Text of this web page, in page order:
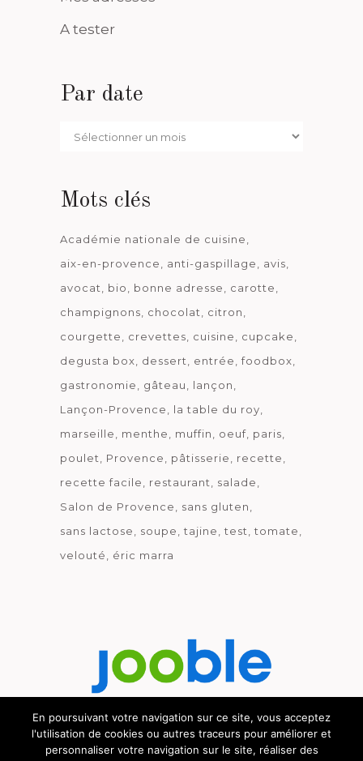
A tester
Par date
Par
Mots clés
Académie nationale de cuisine
aix-en-provence
anti-gaspillage
avis
avocat
bio bonne adresse
carotte
champignons
chocolat
citron
courgette
crevettes cuisine
cupcake
degusta box
dessert entrée
foodbox
gastronomie
gâteau
lançon
Lançon-Provence
la table du roy
marseille
menthe muffin oeuf paris
poulet
Provence pâtisserie
recette
recette facile
restaurant
salade
Salon de Provence
sans gluten
sans lactose
soupe tajine test tomate
velouté
éric marra
Découvrez le métier de la cuisine.
En poursuivant votre navigation sur ce site, vous acceptez
l'utilisation de cookies ou autres traceurs pour améliorer et
personnaliser votre navigation sur le site, réaliser des